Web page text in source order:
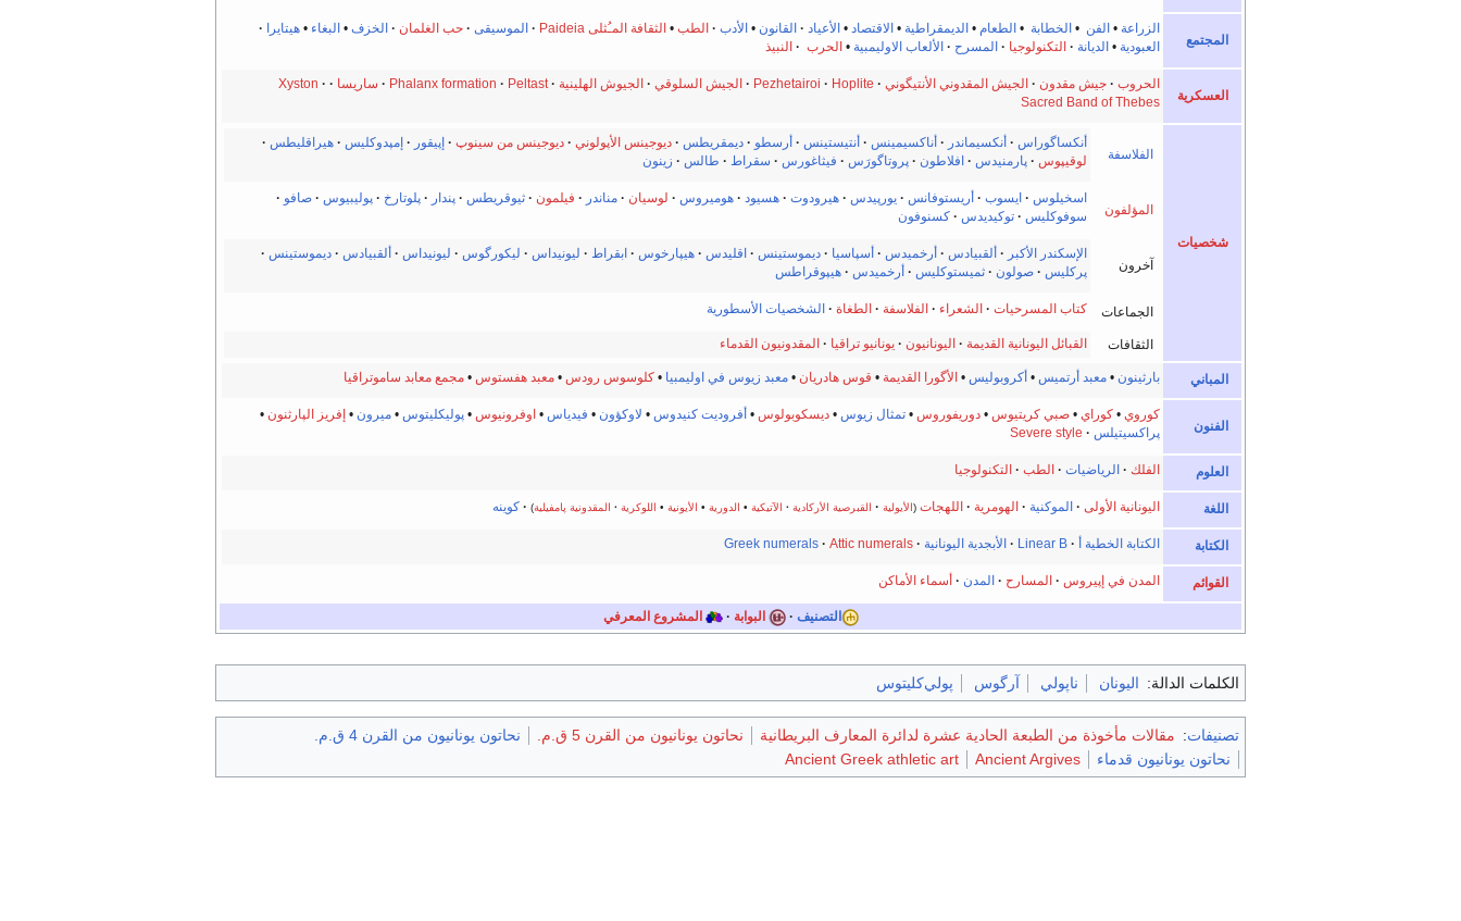
المجتمع
الزراعة •الفن •الخطابة •الطعام •الديمقراطية •الاقتصاد •الأعياد القانون •الأدب · الطب •الثقافة المـُثلى Paideia الموسيقى · حب الغلمان الخزف •البغاء •هيتايرا
العبودية •الديانة · التكنولوجيا المسرح · الألعاب الاوليمبية •الحرب · النبيذ
العسكرية
الحروب · جيش مقدون · الجيش المقدوني الأنتيگوني ·
Pezhetairoi · Hoplite
· الجيش السلوقي · الجيوش الهلينية ·
Phalanx formation · Peltast
· ساريسا Xyston ·
Sacred Band of Thebes
شخصيات
الفلاسفة
أنكساگوراس أنكسيماندر · أناكسيمينس · أنتيستينس · أرسطو ديمقريطس ديوجينس الأپولوني · ديوجينس من سينوپ · إپيقور · إمپدوكليس · هيراقليطس
لوقيپوس
پارمنيدس · افلاطون · پروتاگورَس · فيثاغورس · سقراط · طالس زينون
المؤلفون
اسخيلوس ايسوب · أريستوفانس · يورپيدس · هيرودوت · هسيود · هوميروس لوسيان مناندر · فيلمون · ثيوقريطس · پندار · پلوتارخ · پوليبيوس · صافو
سوفوكليس
توكيديدس كسنوفون
آخرون
الإسكندر الأكبر · ألقبيادس · أرخميدس · أسپاسيا · ديموستينس · اقليدس · هيپارخوس · ابقراط · ليونيداس ليكورگوس · ليونيداس · ألقبيادس · ديموستينس ·
پركليس · صولون · ثميستوكليس · أرخميدس هيپوقراطس
الجماعات كتاب المسرحيات الشعراء · الفلاسفة · الطغاة الشخصيات الأسطورية
الثقافات القبائل اليونانية القديمة · اليونانيون · يونانيو تراقيا · المقدونيون القدماء
المباني بارثينون •معبد أرتميس •أكروبوليس •الأگورا القديمة • قوس هادريان •معبد زيوس في اوليمبيا •كلوسوس رودس •معبد هفستوس •مجمع معابد ساموتراقيا
الفنون
كوروي •كوراي •صبي كريتيوس •دوريفوروس •تمثال زيوس •ديسكوبولوس •أفروديت كنيدوس • لاوكؤون • فيدياس •اوفرونيوس •پوليكليتوس •ميرون •إفريز الپارثنون •
پراكسيتيلس
Severe style
العلوم الفلك · الرياضيات · الطب التكنولوجيا
اللغة اليونانية الأولى الموكنية الهومرية · اللهجات (الأيولية القبرصية الأركادية الآتيكية • الدورية • الأيونية • اللوكرية المقدونية پامفيلية)
· كوينه
الكتابة الكتابة الخطية أ Linear B الأبجدية اليونانية Greek numerals Attic numerals
القوائم المدن في إپيروس · المسارح · المدن أسماء الأماكن
التصنيف · البوابة · المشروع المعرفي
الكلمات الدالة: اليونان ناپولي آرگوس پولي‌كليتوس
تصنيفات: مقالات مأخوذة من الطبعة الحادية عشرة لدائرة المعارف البريطانية نحاتون يونانيون من القرن 5 ق.م.
نحاتون يونانيون من القرن 4 ق.م.
نحاتون يونانيون قدماء
Ancient Argives
Ancient Greek athletic art